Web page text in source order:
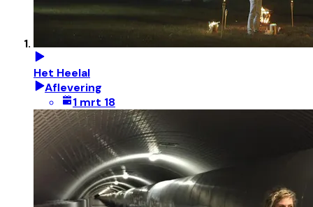
Het Heelal
Aflevering
1 mrt 18